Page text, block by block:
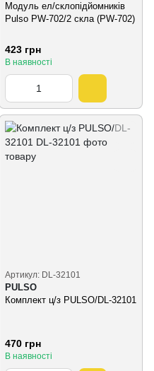
Модуль ел/склопідйомників
Pulso PW-702/2 скла (PW-702)
423 грн
В наявності
Артикул: DL-32101
PULSO
Комплект ц/з PULSO/DL-32101
470 грн
В наявності